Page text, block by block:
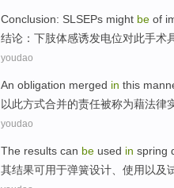
Conclusion: SLSEPs might be of
结论 ：下肢体感诱发电位对此手术
youdao
An obligation merged in this
以此方式合并的责任被称为藉法律
youdao
The results can be used in spring
其结果可用于弹簧设计 使用 以及